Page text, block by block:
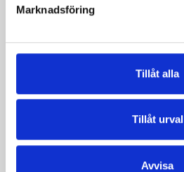
Marknadsföring
Tillåt alla
Tillåt urval
Avvisa